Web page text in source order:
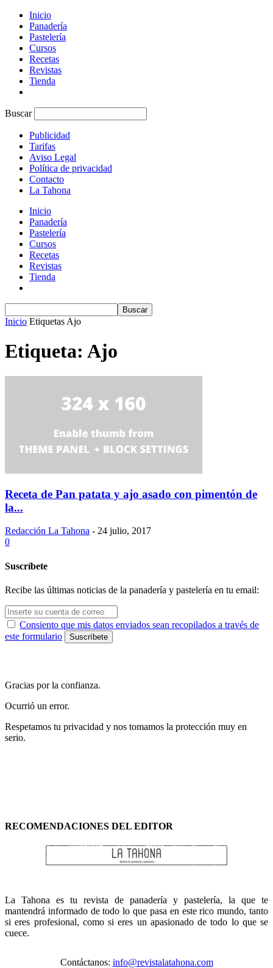
Inicio
Panadería
Pastelería
Cursos
Recetas
Revistas
Tienda
Buscar
Publicidad
Tarifas
Aviso Legal
Política de privacidad
Contacto
La Tahona
Inicio
Panadería
Pastelería
Cursos
Recetas
Revistas
Tienda
Inicio Etiquetas Ajo
Etiqueta: Ajo
Receta de Pan patata y ajo asado con pimentón de
la...
Redacción La Tahona - 24 julio, 2017
0
Suscríbete
Recibe las últimas noticias de la panadería y pastelería en tu email:
Consiento que mis datos enviados sean recopilados a través de
este formulario
Gracias por la confianza.
Ocurrió un error.
Respetamos tu privacidad y nos tomamos la protección muy en
serio.
RECOMENDACIONES DEL EDITOR
La Tahona es tu revista de panadería y pastelería, la que te
mantendrá informado de todo lo que pasa en este rico mundo, tanto
si eres profesional, como si eres un apasionado de todo lo que se
cuece.
Contáctanos: info@revistalatahona.com